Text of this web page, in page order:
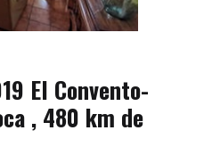
El Convento-
, 480 km de